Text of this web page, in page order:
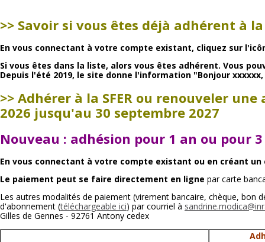
>> Savoir si vous êtes déjà adhérent à la
En vous connectant à votre compte existant, cliquez sur
Si vous êtes dans la liste, alors vous êtes adhérent. Vous
Depuis l'été 2019, le site donne l'information "Bonjour
>> Adhérer à la SFER ou renouveler
2026 jusqu'au 30 septembre 2027
Nouveau : adhésion pour 1 an ou pour
En vous connectant à votre compte existant ou en créant
Le paiement peut se faire directement en ligne par carte
Les autres modalités de paiement (virement bancaire, chèque,
d'abonnement (téléchargeable ici) par courriel à
Gilles de Gennes - 92761 Antony cedex